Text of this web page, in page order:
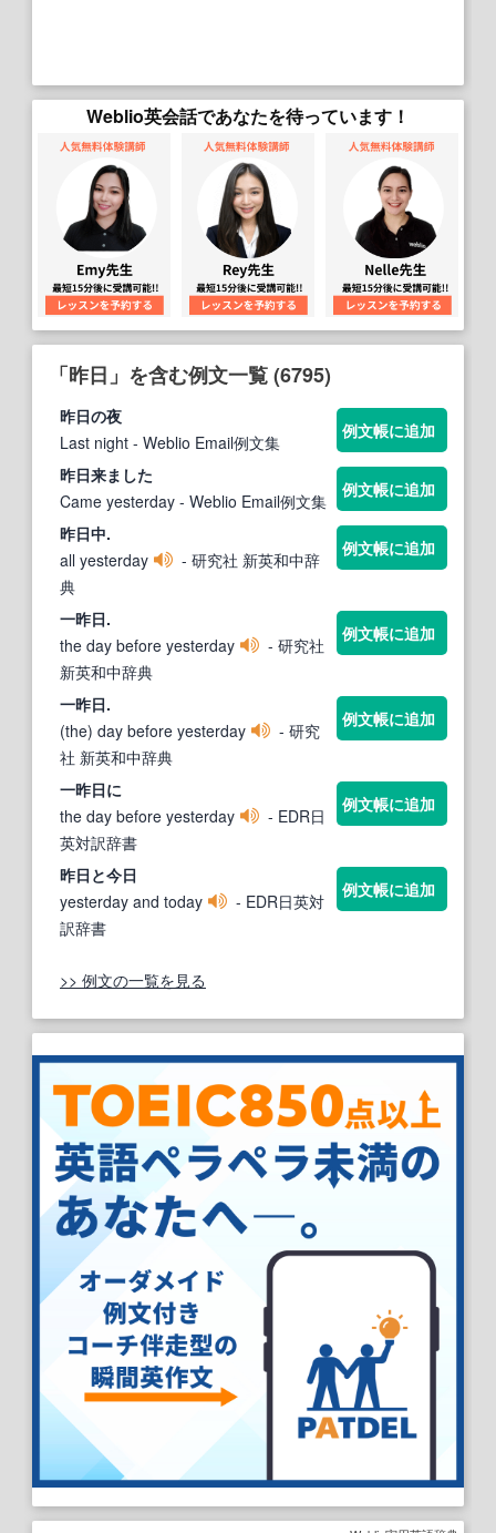
Weblio英会話であなたを待っています！
「昨日」を含む例文一覧 (6795)
昨日の夜
Last night - Weblio Email例文集
例文帳に追加
昨日来ました
Came yesterday - Weblio Email例文集
例文帳に追加
昨日中.
all yesterday
- 研究社 新英和中辞
典
例文帳に追加
一昨日.
the day before yesterday
- 研究社
新英和中辞典
例文帳に追加
一昨日.
(the) day before yesterday
- 研究
社 新英和中辞典
例文帳に追加
一昨日に
the day before yesterday
- EDR日
英対訳辞書
例文帳に追加
昨日 と今日
yesterday and today
- EDR日英対
訳辞書
例文帳に追加
>> 例文の一覧を見る